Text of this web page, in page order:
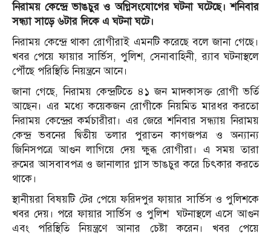
নিরাময় কেন্দ্রে ভাঙচুর ও অগ্নিসংযোগের ঘটনা ঘটেছে। শনিবার
সন্ধ্যা সাড়ে ৬টার দিকে এ ঘটনা ঘটে।
নিরাময় কেন্দ্রে থাকা রোগীরাই এমনটি করেছে বলে জানা গেছে।
খবর পেয়ে ফায়ার সার্ভিস, পুলিশ, সেনাবাহিনী, র‌্যাব ঘটনাস্থলে
পৌঁছে পরিস্থিতি নিয়ন্ত্রনে আনে।
জানা গেছে, নিরাময় কেন্দ্রটিতে ৪১ জন মাদকাসক্ত রোগী ভর্তি
আছেন। এর মধ্যে কয়েকজন রোগীকে নিয়মিত মারধর করতো
নিরাময় কেন্দ্রের কর্মচারীরা। এর জেরে শনিবার সন্ধ্যায় নিরাময়
কেন্দ্র ভবনের দ্বিতীয় তলার পুরাতন কাগজপত্র ও অন্যান্য
জিনিসপত্রে আগুন লাগিয়ে দেয় ক্ষুব্ধ রোগীরা। এ সময় তারা
রুমের আসবাবপত্র ও জানালার গ্লাস ভাঙচুর করে চিৎকার করতে
থাকে।
স্থানীয়রা বিষয়টি টের পেয়ে ফরিদপুর ফায়ার সার্ভিস ও পুলিশকে
খবর দেয়। পরে ফায়ার সার্ভিস ও পুলিশ ঘটনাস্থলে এসে আগুন
এবং পরিস্থিতি নিয়ন্ত্রণে আনার চেষ্টা করেন। খবর পেয়ে